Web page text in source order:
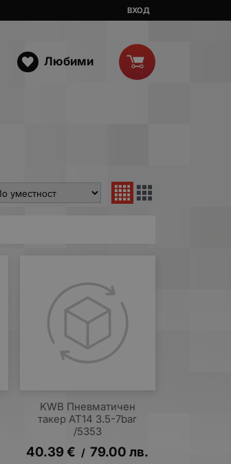
ВХОД
Любими
KWB Пневматичен
такер AT14 3.5-7bar
/5353
40.39€ / 79.00 лв.